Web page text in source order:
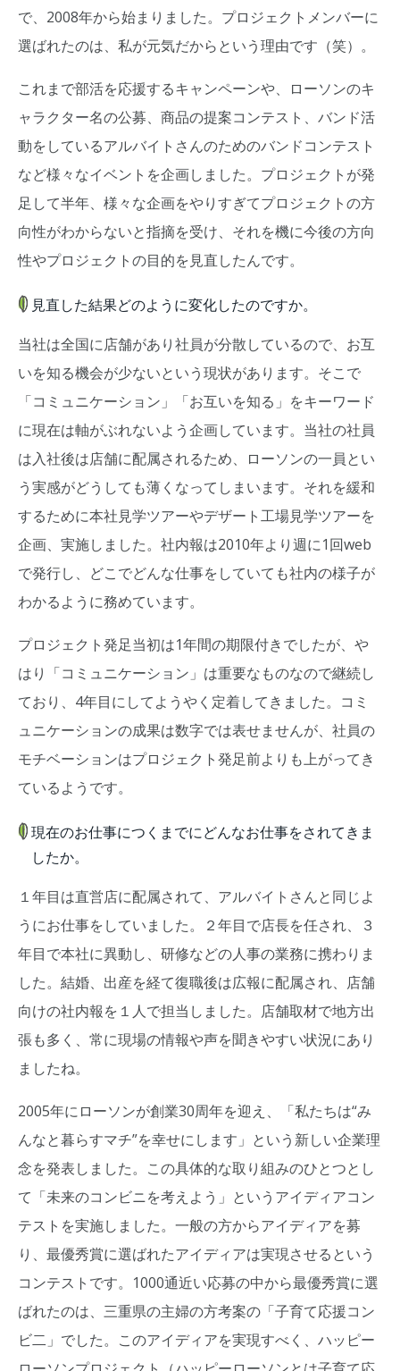
で、2008年から始まりました。プロジェクトメンバーに
選ばれたのは、私が元気だからという理由です（笑）。
これまで部活を応援するキャンペーンや、ローソンのキ
ャラクター名の公募、商品の提案コンテスト、バンド活
動をしているアルバイトさんのためのバンドコンテスト
など様々なイベントを企画しました。プロジェクトが発
足して半年、様々な企画をやりすぎてプロジェクトの方
向性がわからないと指摘を受け、それを機に今後の方向
性やプロジェクトの目的を見直したんです。
見直した結果どのように変化したのですか。
当社は全国に店舗があり社員が分散しているので、お互
いを知る機会が少ないという現状があります。そこで
「コミュニケーション」「お互いを知る」をキーワード
に現在は軸がぶれないよう企画しています。当社の社員
は入社後は店舗に配属されるため、ローソンの一員とい
う実感がどうしても薄くなってしまいます。それを緩和
するために本社見学ツアーやデザート工場見学ツアーを
企画、実施しました。社内報は2010年より週に1回web
で発行し、どこでどんな仕事をしていても社内の様子が
わかるように務めています。
プロジェクト発足当初は1年間の期限付きでしたが、や
はり「コミュニケーション」は重要なものなので継続し
ており、4年目にしてようやく定着してきました。コミ
ュニケーションの成果は数字では表せませんが、社員の
モチベーションはプロジェクト発足前よりも上がってき
ているようです。
現在のお仕事につくまでにどんなお仕事をされてきま
したか。
１年目は直営店に配属されて、アルバイトさんと同じよ
うにお仕事をしていました。２年目で店長を任され、３
年目で本社に異動し、研修などの人事の業務に携わりま
した。結婚、出産を経て復職後は広報に配属され、店舗
向けの社内報を１人で担当しました。店舗取材で地方出
張も多く、常に現場の情報や声を聞きやすい状況にあり
ましたね。
2005年にローソンが創業30周年を迎え、「私たちは“み
んなと暮らすマチ”を幸せにします」という新しい企業理
念を発表しました。この具体的な取り組みのひとつとし
て「未来のコンビニを考えよう」というアイディアコン
テストを実施しました。一般の方からアイディアを募
り、最優秀賞に選ばれたアイディアは実現させるという
コンテストです。1000通近い応募の中から最優秀賞に選
ばれたのは、三重県の主婦の方考案の「子育て応援コン
ビ二」でした。このアイディアを実現すべく、ハッピー